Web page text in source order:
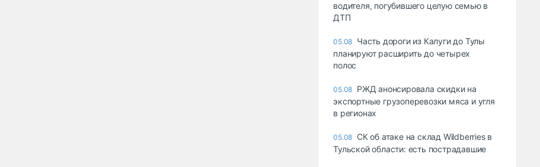
водителя, погубившего целую семью в
ДТП
05.08 Часть дороги из Калуги до Тулы
планируют расширить до четырех
полос
05.08 РЖД анонсировала скидки на
экспортные грузоперевозки мяса и угля
в регионах
05.08 СК об атаке на склад Wildberries в
Тульской области: есть пострадавшие